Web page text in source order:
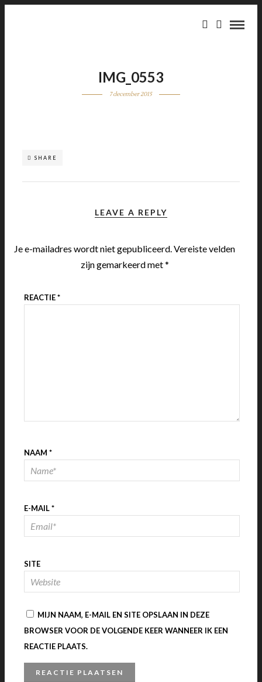
IMG_0553
7 december 2015
SHARE
LEAVE A REPLY
Je e-mailadres wordt niet gepubliceerd.Vereiste velden
zijn gemarkeerd met*
REACTIE*
NAAM *
E-MAIL*
SITE
MIJN NAAM, E-MAIL EN SITE OPSLAAN IN DEZE
BROWSER VOOR DE VOLGENDE KEER WANNEER IK EEN
REACTIE PLAATS.